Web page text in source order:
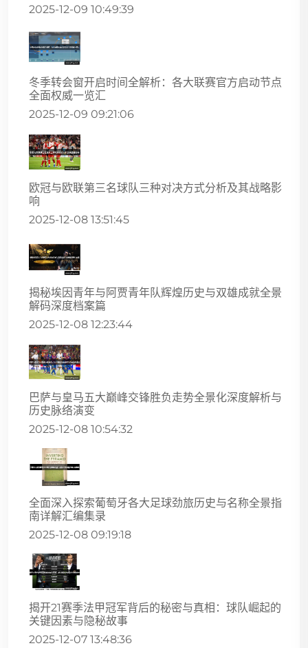
2025-12-09 10:49:39
冬季转会窗开启时间全解析：各大联赛官方启动节点
全面权威一览汇
2025-12-09 09:21:06
欧冠与欧联第三名球队三种对决方式分析及其战略影
响
2025-12-08 13:51:45
揭秘埃因青年与阿贾青年队辉煌历史与双雄成就全景
解码深度档案篇
2025-12-08 12:23:44
巴萨与皇马五大巅峰交锋胜负走势全景化深度解析与
历史脉络演变
2025-12-08 10:54:32
全面深入探索葡萄牙各大足球劲旅历史与名称全景指
南详解汇编集录
2025-12-08 09:19:18
揭开21赛季法甲冠军背后的秘密与真相：球队崛起的
关键因素与隐秘故事
2025-12-07 13:48:36